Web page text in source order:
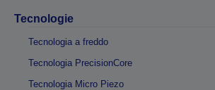
Tecnologie
Tecnologia a freddo
Tecnologia PrecisionCore
Tecnologia Micro Piezo